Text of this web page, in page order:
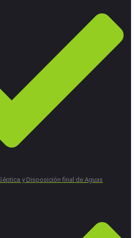
y Disposición final de Aguas